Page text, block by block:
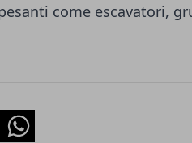
come escavatori,
Whatsapp